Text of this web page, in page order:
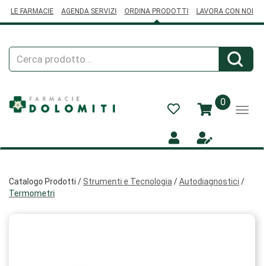
LE FARMACIE AGENDA SERVIZI ORDINA PRODOTTI LAVORA CON NOI
Cerca
Prodotto
0prodotti
inseriti
Catalogo Prodotti / Strumenti e Tecnologia /Autodiagnostici /
Termometri